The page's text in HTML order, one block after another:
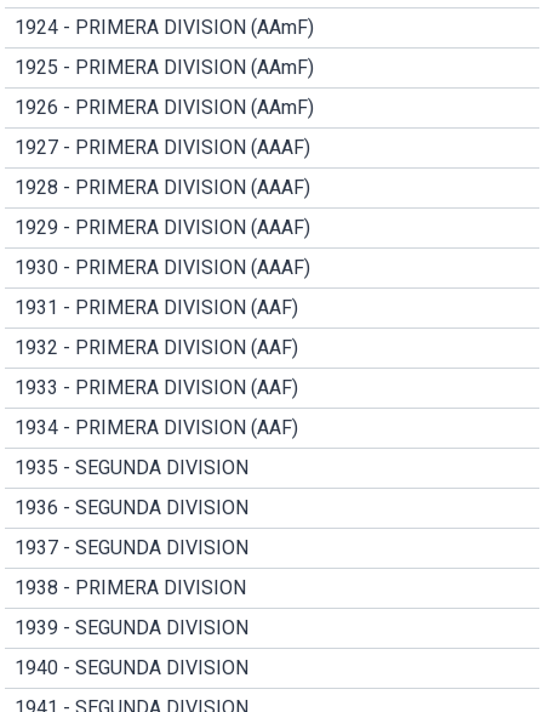
1924 - PRIMERA DIVISION (AAmF)
1925 - PRIMERA DIVISION (AAmF)
1926 - PRIMERA DIVISION (AAmF)
1927 - PRIMERA DIVISION (AAAF)
1928 - PRIMERA DIVISION (AAAF)
1929 - PRIMERA DIVISION (AAAF)
1930 - PRIMERA DIVISION (AAAF)
1931 - PRIMERA DIVISION (AAF)
1932 - PRIMERA DIVISION (AAF)
1933 - PRIMERA DIVISION (AAF)
1934 - PRIMERA DIVISION (AAF)
1935 - SEGUNDA DIVISION
1936 - SEGUNDA DIVISION
1937 - SEGUNDA DIVISION
1938 - PRIMERA DIVISION
1939 - SEGUNDA DIVISION
1940 - SEGUNDA DIVISION
1941 - SEGUNDA DIVISION